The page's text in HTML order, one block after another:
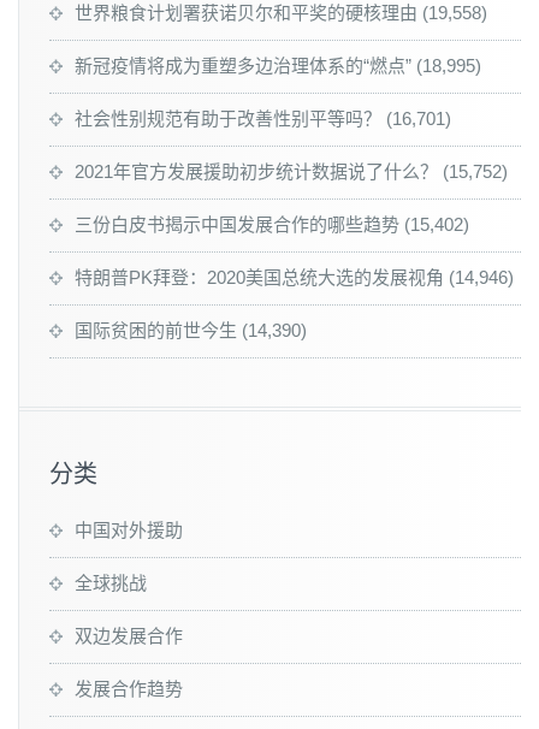
世界粮食计划署获诺贝尔和平奖的硬核理由 (19,558)
新冠疫情将成为重塑多边治理体系的“燃点” (18,995)
社会性别规范有助于改善性别平等吗？ (16,701)
2021年官方发展援助初步统计数据说了什么？ (15,752)
三份白皮书揭示中国发展合作的哪些趋势 (15,402)
特朗普PK拜登：2020美国总统大选的发展视角 (14,946)
国际贫困的前世今生 (14,390)
分类
中国对外援助
全球挑战
双边发展合作
发展合作趋势